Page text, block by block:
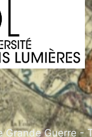
Guerre -